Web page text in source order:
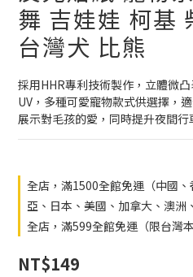
舞 吉娃娃 柯基
台灣犬 比熊
採用HHR專利技術製作，立體微
UV，多種可愛寵物款式供選擇，
展示對毛孩的愛，同時提升夜間行
全店，滿1500全館免運（中國
亞、日本、美國、加拿大、澳洲
全店，滿599全館免運（限台灣本
NT$149